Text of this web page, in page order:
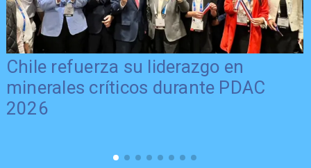
Chile refuerza su liderazgo en
minerales críticos durante PDAC
2026